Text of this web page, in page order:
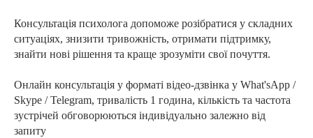
Консультація психолога допоможе розібратися у складних
ситуаціях, знизити тривожність, отримати підтримку,
знайти нові рішення та краще зрозуміти свої почуття.
Онлайн консультація у форматі відео-дзвінка у What'sApp /
Skype / Telegram, тривалість 1 година, кількість та частота
зустрічей обговорюються індивідуально залежно від
запиту